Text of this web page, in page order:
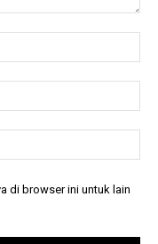
di browser ini untuk lain